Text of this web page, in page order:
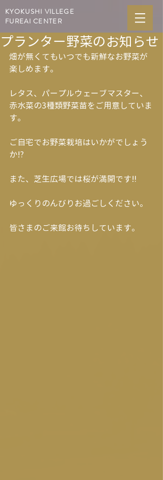
KYOKUSHI VILLEGE
FUREAI CENTER
プランター野菜のお知らせ
畑が無くてもいつでも新鮮なお野菜が
楽しめます。
レタス、パープルウェーブマスター、
赤水菜の3種類野菜苗をご用意していま
す。
ご自宅でお野菜栽培はいかがでしょう
か⁉︎
また、芝生広場では桜が満開です‼︎
ゆっくりのんびりお過ごしください。
皆さまのご来館お待ちしています。